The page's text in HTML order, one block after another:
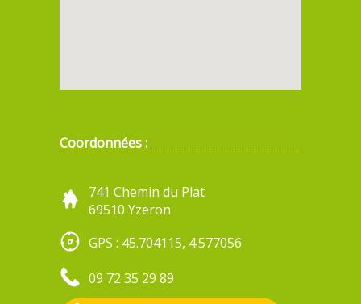
Coordonnées :
741 Chemin du Plat
69510 Yzeron
GPS : 45.704115, 4.577056
09 72 35 29 89